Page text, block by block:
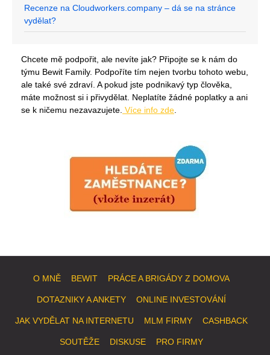
Recenze na Cloudworkers.company – dá se na stránce
vydělat?
Chcete mě podpořit, ale nevíte jak? Připojte se k nám do
týmu Bewit Family. Podpoříte tím nejen tvorbu tohoto webu,
ale také své zdraví. A pokud jste podnikavý typ člověka,
máte možnost si i přivydělat. Neplatíte žádné poplatky a ani
se k ničemu nezavazujete. Více info zde
O MNĚ BEWIT PRÁCE A BRIGÁDY Z DOMOVA
DOTAZNIKY A ANKETY ONLINE INVESTOVÁNÍ
JAK VYDĚLAT NA INTERNETU MLM FIRMY CASHBACK
SOUTĚŽE DISKUSE PRO FIRMY